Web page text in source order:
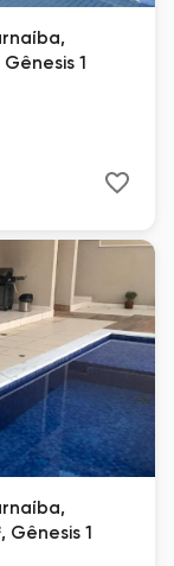
1
Gênesis 1